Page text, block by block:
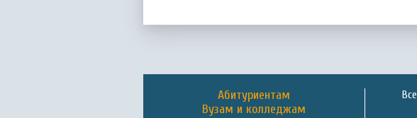
Абитуриентам
Вузам и колледжам